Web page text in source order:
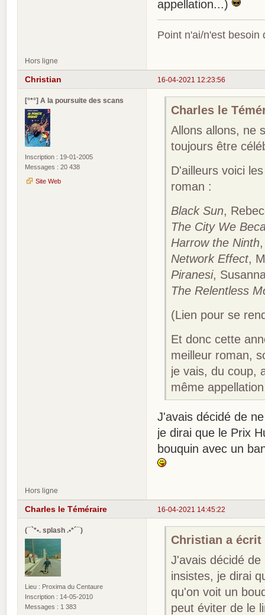
appellation...)
Point n'ai/n'est besoin
Hors ligne
16-04-2021 12:23:56
Christian
[°*°] A la poursuite des scans
Inscription : 19-01-2005
Messages : 20 438
Site Web
Charles le
Allons allons, ne
toujours être
D'ailleurs voici
roman :
Black Sun,
The City We
Harrow the Ninth
Network Effect,
Piranesi,
The Relentless
(Lien pour se
Et donc cette
meilleur roman,
je vais, du coup,
même
J'avais décidé de
je dirai que le Prix
bouquin avec un
Hors ligne
16-04-2021 14:45:22
Charles le Téméraire
(¯`*•. splash .•*´¯)
Lieu : Proxima du Centaure
Inscription : 14-05-2010
Messages : 1 383
Christian a écrit
J'avais décidé
insistes, je dirai
qu'on voit un
peut éviter de le